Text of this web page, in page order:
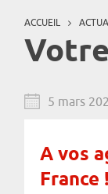
Vous êtes ici
ACCUEIL
5 mars
A vos
France !